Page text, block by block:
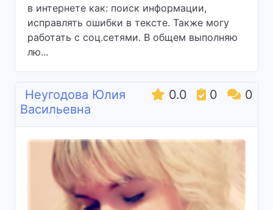
в интернете как: поиск информации,
исправлять ошибки в тексте. Также могу
работать с соц.сетями. В общем выполняю
лю...
0.0 0 0
Неугодова Юлия
Васильевна